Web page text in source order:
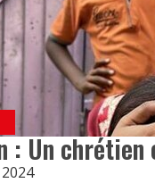
: Un chrétien